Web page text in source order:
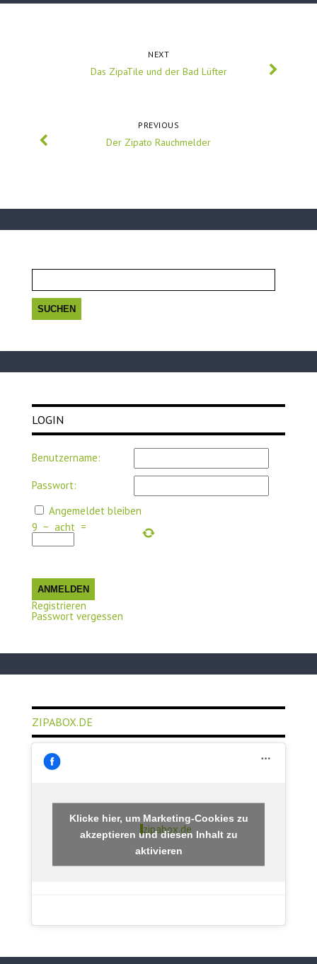
NEXT
Das ZipaTile und der Bad Lüfter
PREVIOUS
Der Zipato Rauchmelder
nach:
LOGIN
Benutzername:
Passwort:
Angemeldet bleiben
9 − acht =
ANMELDEN
Registrieren
Passwort vergessen
ZIPABOX.DE
zipabox.de
Klicke hier, um Marketing-Cookies zu
akzeptieren und diesen Inhalt zu
aktivieren